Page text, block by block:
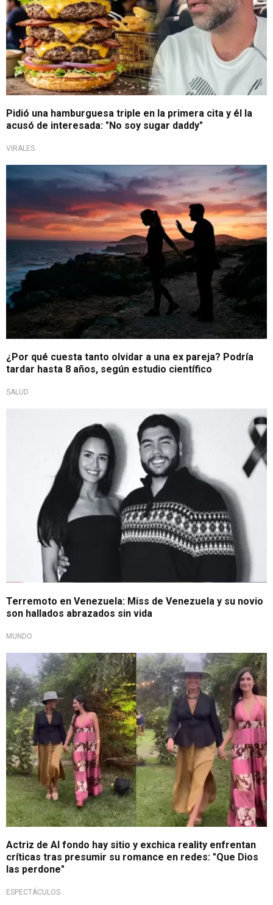
Pidió una hamburguesa triple en la primera cita y él la
acusó de interesada: "No soy sugar daddy"
VIRALES
Superar a un amor
¿Por qué cuesta tanto olvidar a una ex pareja? Podría
tardar hasta 8 años, según estudio científico
SALUD
Terremoto en Venezuela: Miss de Venezuela y su novio
son hallados abrazados sin vida
MUNDO
Amor sin filtros
Actriz de Al fondo hay sitio y exchica reality enfrentan
críticas tras presumir su romance en redes: "Que Dios
las perdone"
ESPECTÁCULOS